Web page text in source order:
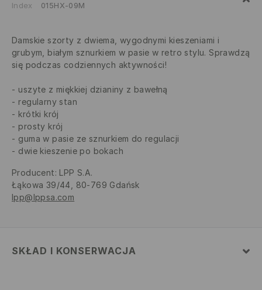
Index 015HX-09M
Damskie szorty z dwiema, wygodnymi kieszeniami i
grubym, białym sznurkiem w pasie w retro stylu. Sprawdzą
się podczas codziennych aktywności!
uszyte z miękkiej dzianiny z bawełną
regularny stan
krótki krój
prosty krój
guma w pasie ze sznurkiem do regulacji
dwie kieszenie po bokach
Producent: LPP S.A.
Łąkowa 39/44, 80-769 Gdańsk
lpp@lppsa.com
SKŁAD I KONSERWACJA